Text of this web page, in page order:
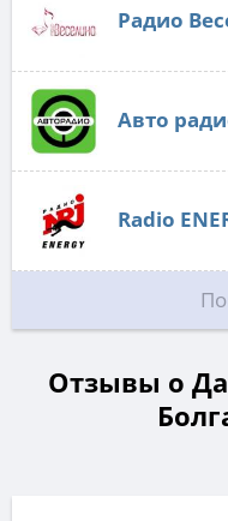
Радио
Авто
Radio
Отзывы о